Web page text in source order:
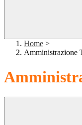
Home >
Amministrazione